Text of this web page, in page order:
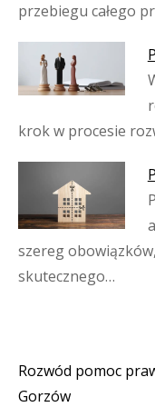
przebiegu całego
krok w procesie
szereg
skutecznego…
Nawigacja
Rozwód pomoc
Gorzów